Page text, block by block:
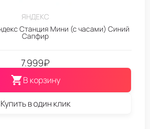
ЯНДЕКС
Станция Мини (с часами) Синий
Сапфир
7.999₽
В корзину
Купить в один клик